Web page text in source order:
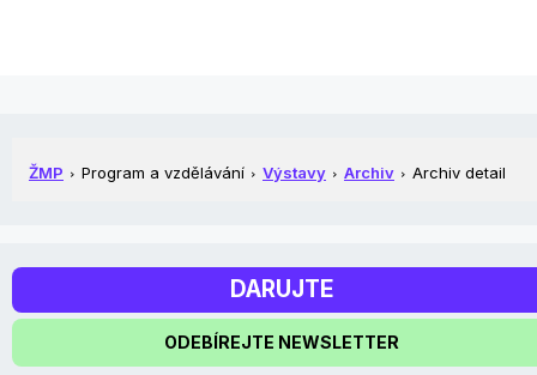
ŽMP Program a vzdělávání Výstavy Archiv Archiv detail
DARUJTE
ODEBÍREJTE NEWSLETTER